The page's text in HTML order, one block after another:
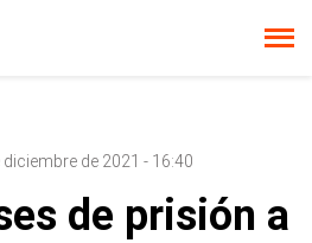
diciembre de 2021 - 16:40
de prisión a